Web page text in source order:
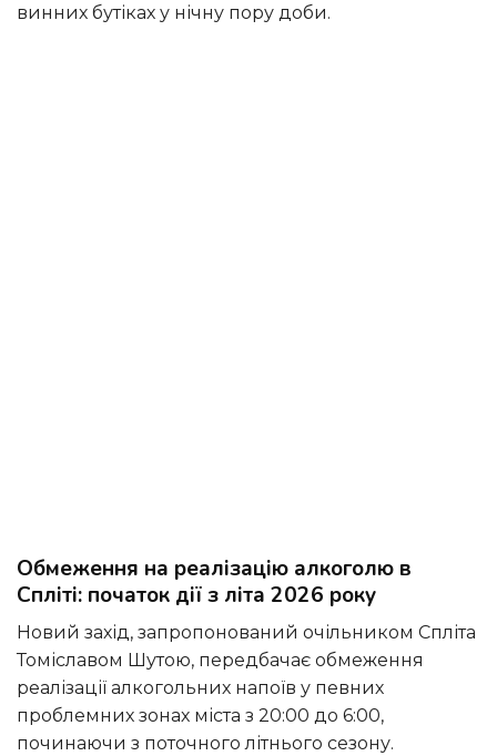
винних бутіках у нічну пору доби.
Обмеження на реалізацію алкоголю в
Спліті: початок дії з літа 2026 року
Новий захід, запропонований очільником Спліта
Томіславом Шутою, передбачає обмеження
реалізації алкогольних напоїв у певних
проблемних зонах міста з 20:00 до 6:00,
починаючи з поточного літнього сезону.